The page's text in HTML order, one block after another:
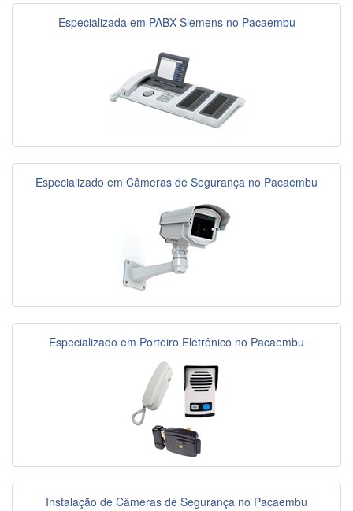
Especializada em PABX Siemens no Pacaembu
Especializado em Câmeras de Segurança no Pacaembu
Especializado em Porteiro Eletrônico no Pacaembu
Instalação de Câmeras de Segurança no Pacaembu